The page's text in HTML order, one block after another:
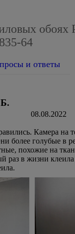
обоях
64
и ответы
08.08.2022
Камера на
более голубые в
похожие на
раз в жизни